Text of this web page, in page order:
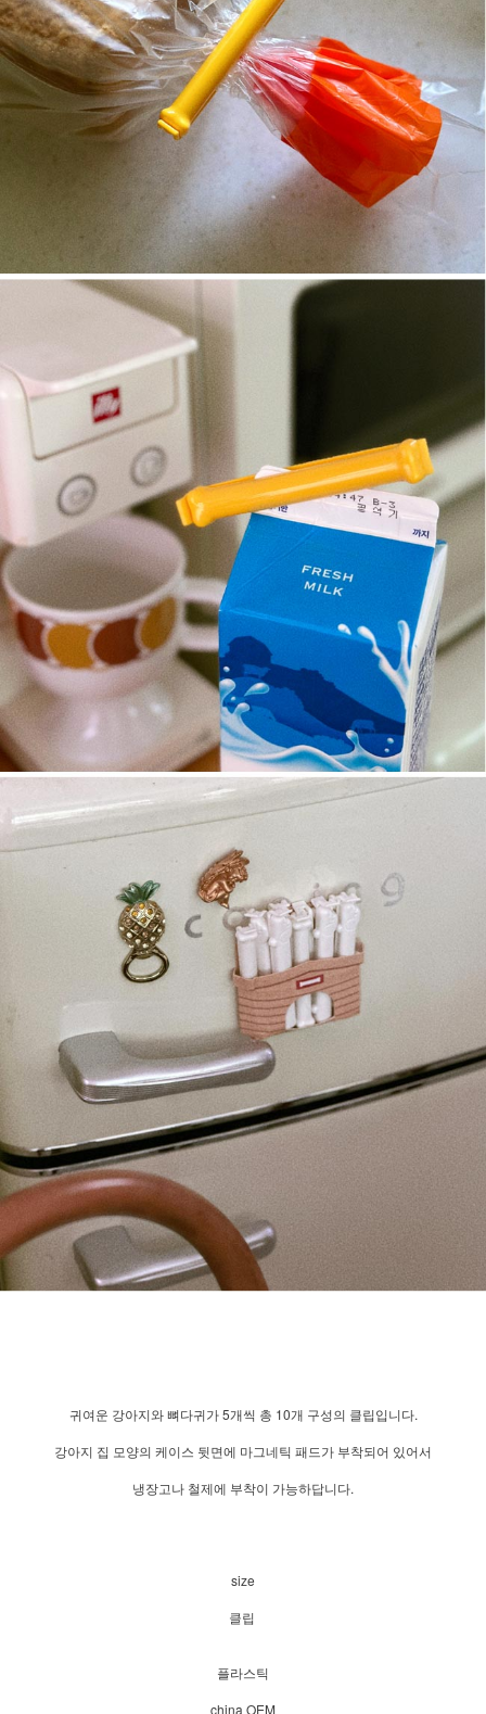
귀여운 강아지와 뼈다귀가 5개씩 총 10개 구성의 클립입니다.
강아지 집 모양의 케이스 뒷면에 마그네틱 패드가 부착되어 있어서
냉장고나 철제에 부착이 가능하답니다.
size
클립
플라스틱
china OEM